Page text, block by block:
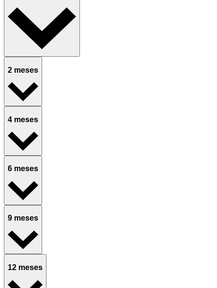
2 meses
4 meses
6 meses
9 meses
12 meses